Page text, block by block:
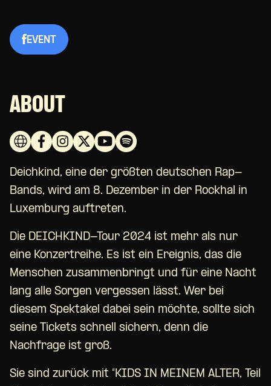
EVENT
ABOUT
Deichkind, eine der größten deutschen Rap-
Bands, wird am 8. Dezember in der Rockhal in
Luxemburg auftreten.
Die DEICHKIND-Tour 2024 ist mehr als nur
eine Konzertreihe. Es ist ein Ereignis, das die
Menschen zusammenbringt und für eine Nacht
lang alle Sorgen vergessen lässt. Wer bei
diesem Spektakel dabei sein möchte, sollte sich
seine Tickets schnell sichern, denn die
Nachfrage ist groß.
Sie sind zurück mit “KIDS IN MEINEM ALTER, Teil